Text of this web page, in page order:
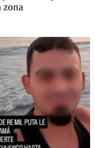
zona